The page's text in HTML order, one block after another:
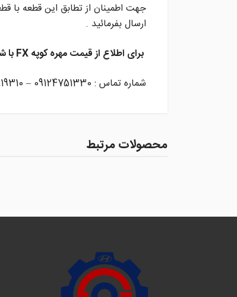
جهت اطمینان از تطابق این قطعه با
ارسال بفرمائید .
برای اطلاع از قیمت مهره کوپه FX
با
شماره تماس : 09124751330 – 02136919310
محصولات مرتبط